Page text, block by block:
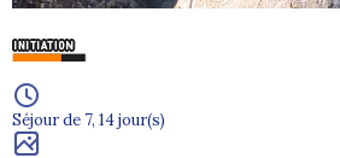
Séjour de 7, 14 jour(s)